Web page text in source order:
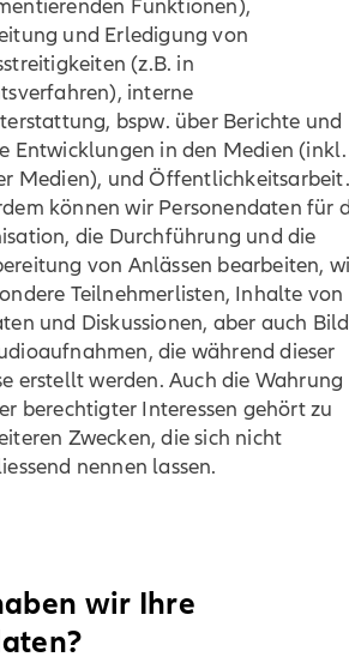
Funktionen),
und Erledigung von
(z.B. in
interne
bspw. über Berichte und
Entwicklungen in den Medien (inkl.
Medien), und Öffentlichkeitsarbeit.
können wir Personendaten für
die Durchführung und die
von Anlässen bearbeiten,
Teilnehmerlisten, Inhalte von
und Diskussionen, aber auch
die während dieser
erstellt werden. Auch die Wahrung
berechtigter Interessen gehört zu
Zwecken, die sich nicht
nennen lassen.
wir Ihre